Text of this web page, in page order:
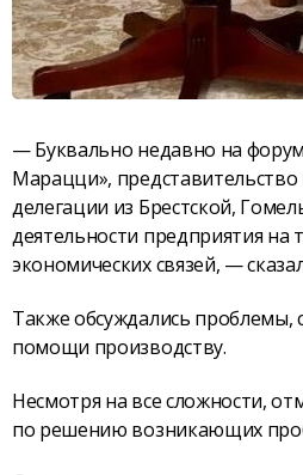
— Буквально недавно на
Марацци», представительство
делегации из Брестской,
деятельности предприятия на
экономических связей, —
Также обсуждались проблемы,
помощи производству.
Несмотря на все сложности,
по решению возникающих